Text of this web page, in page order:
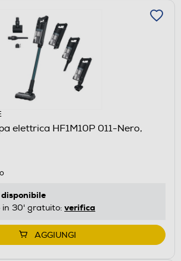
elettrica HF1M10P 011-Nero,
disponibile
in 30' gratuito: verifica
AGGIUNGI